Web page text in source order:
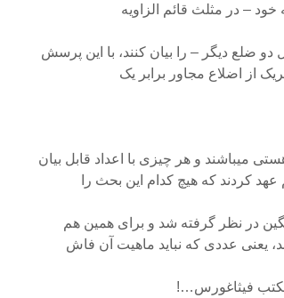
– در مثلث قائم الزاویه
ضلع دیگر – را بیان کنند، با این پرسش
از اضلاع مجاور برابر یک
میباشند و هر چیزی با اعداد قابل بیان
کردند که هیچ کدام این بحث را
در نظر گرفته شد و برای همین هم
یعنی عددی که نباید ماهیت آن فاش
فیثاغورس…!